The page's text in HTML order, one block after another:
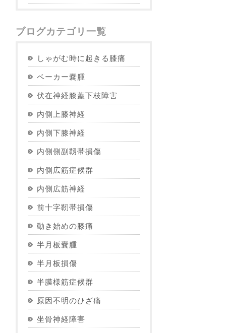
ブログカテゴリ一覧
しゃがむ時に起きる膝痛
ベーカー嚢腫
伏在神経膝蓋下枝障害
内側上膝神経
内側下膝神経
内側側副靱帯損傷
内側広筋症候群
内側広筋神経
前十字靭帯損傷
動き始めの膝痛
半月板嚢腫
半月板損傷
半膜様筋症候群
原因不明のひざ痛
坐骨神経障害